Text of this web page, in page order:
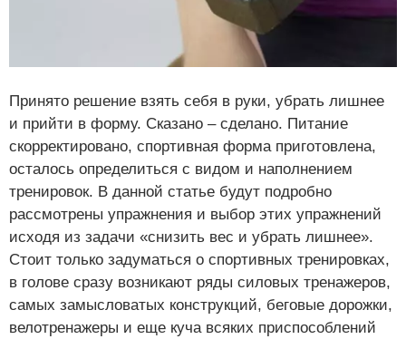
Принято решение взять себя в руки, убрать лишнее
и прийти в форму. Сказано – сделано. Питание
скорректировано, спортивная форма приготовлена,
осталось определиться с видом и наполнением
тренировок. В данной статье будут подробно
рассмотрены упражнения и выбор этих упражнений
исходя из задачи «снизить вес и убрать лишнее».
Стоит только задуматься о спортивных тренировках,
в голове сразу возникают ряды силовых тренажеров,
самых замысловатых конструкций, беговые дорожки,
велотренажеры и еще куча всяких приспособлений